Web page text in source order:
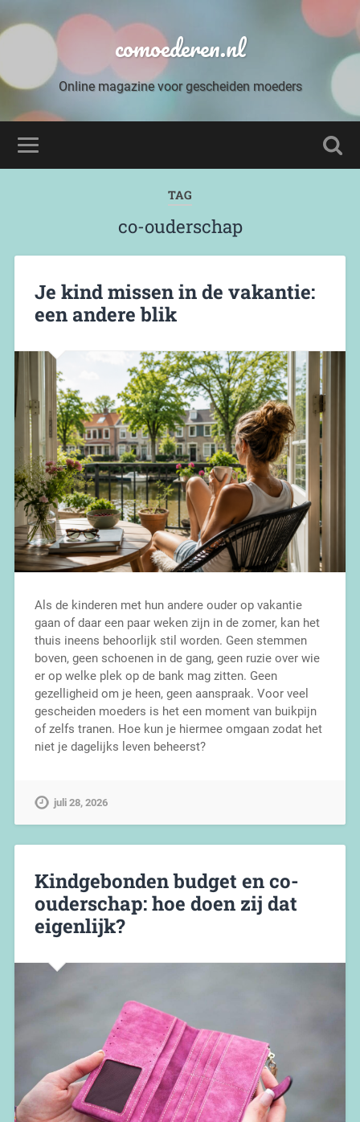
comoederen.nl
Online magazine voor gescheiden moeders
TAG
co-ouderschap
Je kind missen in de vakantie:
een andere blik
Als de kinderen met hun andere ouder op vakantie
gaan of daar een paar weken zijn in de zomer, kan het
thuis ineens behoorlijk stil worden. Geen stemmen
boven, geen schoenen in de gang, geen ruzie over wie
er op welke plek op de bank mag zitten. Geen
gezelligheid om je heen, geen aanspraak. Voor veel
gescheiden moeders is het een moment van buikpijn
of zelfs tranen. Hoe kun je hiermee omgaan zodat het
niet je dagelijks leven beheerst?
juli 28, 2026
Kindgebonden budget en co-
ouderschap: hoe doen zij dat
eigenlijk?